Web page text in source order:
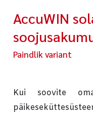
AccuWIN
Paindlik variant
Kui soovite